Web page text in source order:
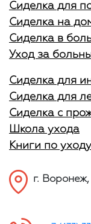
Сиделка для
Сиделка на
Сиделка в
Уход за
Сиделка для
Сиделка для
Сиделка с
Школа ухода
Книги по уходу
г.